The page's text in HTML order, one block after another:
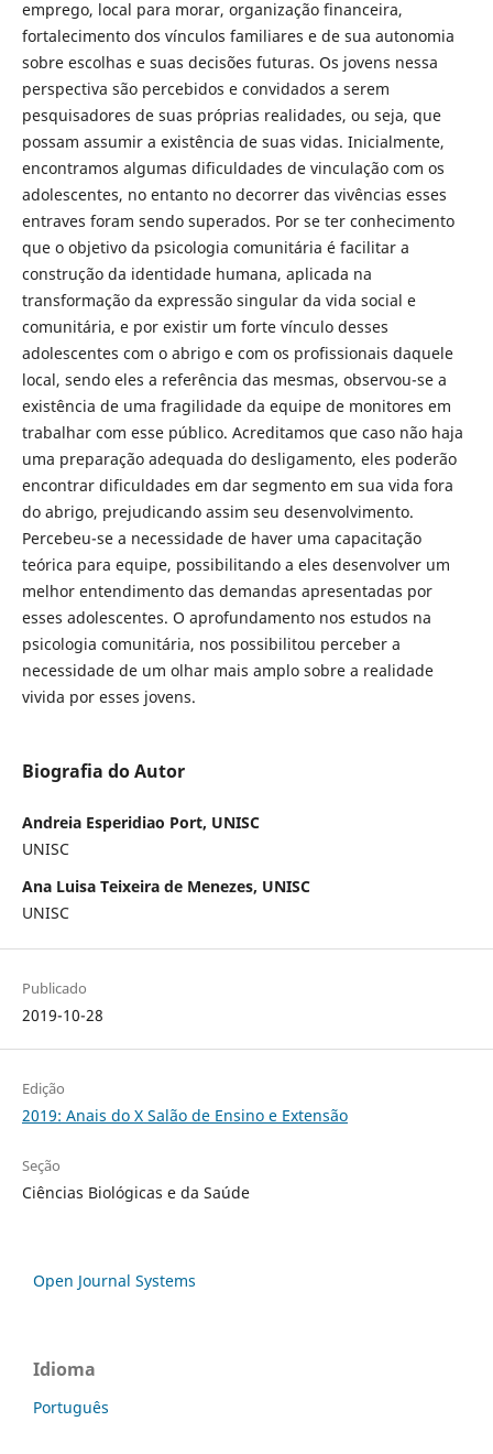
emprego, local para morar, organização financeira,
fortalecimento dos vínculos familiares e de sua autonomia
sobre escolhas e suas decisões futuras. Os jovens nessa
perspectiva são percebidos e convidados a serem
pesquisadores de suas próprias realidades, ou seja, que
possam assumir a existência de suas vidas. Inicialmente,
encontramos algumas dificuldades de vinculação com os
adolescentes, no entanto no decorrer das vivências esses
entraves foram sendo superados. Por se ter conhecimento
que o objetivo da psicologia comunitária é facilitar a
construção da identidade humana, aplicada na
transformação da expressão singular da vida social e
comunitária, e por existir um forte vínculo desses
adolescentes com o abrigo e com os profissionais daquele
local, sendo eles a referência das mesmas, observou-se a
existência de uma fragilidade da equipe de monitores em
trabalhar com esse público. Acreditamos que caso não haja
uma preparação adequada do desligamento, eles poderão
encontrar dificuldades em dar segmento em sua vida fora
do abrigo, prejudicando assim seu desenvolvimento.
Percebeu-se a necessidade de haver uma capacitação
teórica para equipe, possibilitando a eles desenvolver um
melhor entendimento das demandas apresentadas por
esses adolescentes. O aprofundamento nos estudos na
psicologia comunitária, nos possibilitou perceber a
necessidade de um olhar mais amplo sobre a realidade
vivida por esses jovens.
Biografia do Autor
Andreia Esperidiao Port, UNISC
UNISC
Ana Luisa Teixeira de Menezes, UNISC
UNISC
Publicado
2019-10-28
Edição
2019: Anais do X Salão de Ensino e Extensão
Seção
Ciências Biológicas e da Saúde
Open Journal Systems
Idioma
Português